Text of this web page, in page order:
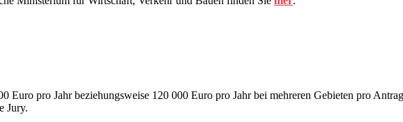
Euro pro Jahr beziehungsweise 120 000 Euro pro Jahr bei mehreren Gebieten pro
Jury.